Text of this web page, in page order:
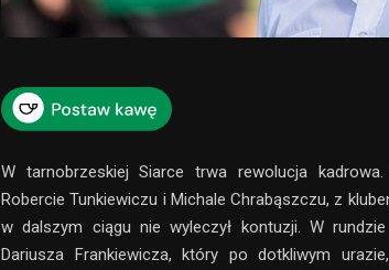
W tarnobrzeskiej Siarce trwa rewolucja
Robercie Tunkiewiczu i Michale Chrabąszczu, z
w dalszym ciągu nie wyleczył kontuzji. W
Dariusza Frankiewicza, który po dotkliwym